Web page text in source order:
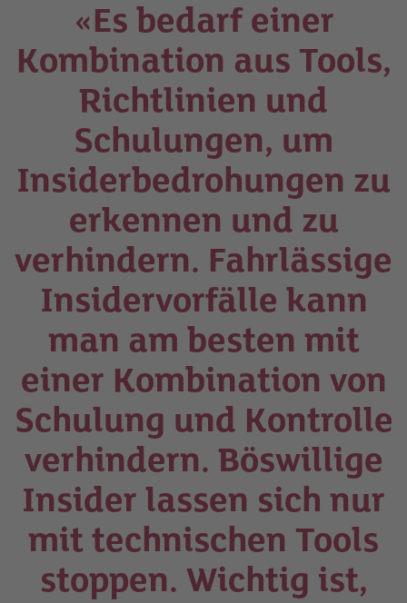
«Es bedarf einer
Kombination aus Tools,
Richtlinien und
Schulungen, um
Insiderbedrohungen zu
erkennen und zu
verhindern. Fahrlässige
Insidervorfälle kann
man am besten mit
einer Kombination von
Schulung und Kontrolle
verhindern. Böswillige
Insider lassen sich nur
mit technischen Tools
stoppen. Wichtig ist,